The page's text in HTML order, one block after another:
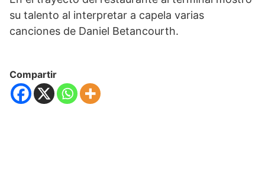
su talento al interpretar a capela varias
canciones de Daniel Betancourth.
Compartir